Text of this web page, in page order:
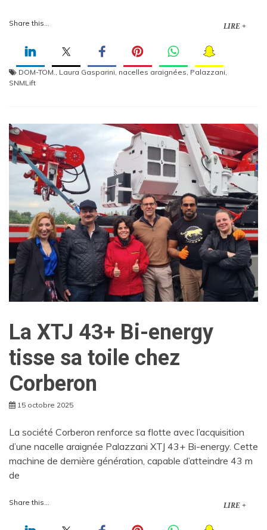
Share this... LIRE +
DOM-TOM. Laura Gasparini nacelles araignées Palazzani
SNMLift
La XTJ 43+ Bi-energy
tisse sa toile chez
Corberon
15 octobre 2025
La société Corberon renforce sa flotte avec l’acquisition
d’une nacelle araignée Palazzani XTJ 43+ Bi-energy. Cette
machine de dernière génération, capable d’atteindre 43 m
de
Share this... LIRE +